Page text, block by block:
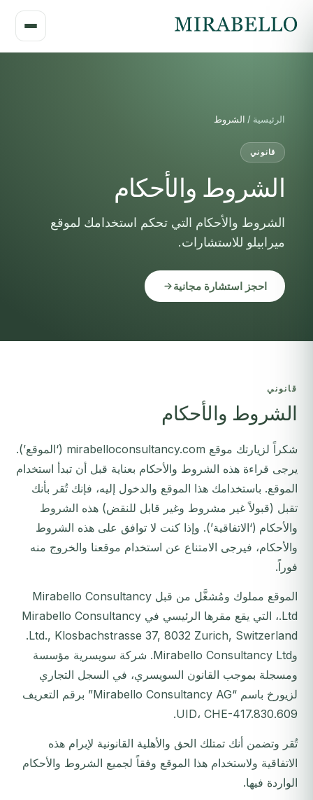
الرئيسية / الشروط
قانوني
الشروط والأحكام
الشروط والأحكام التي تحكم استخدامك لموقع
ميرابيلو للاستشارات.
احجز استشارة مجانية
قانوني
الشروط والأحكام
شكراً لزيارتك موقع mirabelloconsultancy.com (‘الموقع’).
يرجى قراءة هذه الشروط والأحكام بعناية قبل أن تبدأ استخدام
الموقع. باستخدامك هذا الموقع والدخول إليه، فإنك تُقر بأنك
تقبل (قبولاً غير مشروط وغير قابل للنقض) هذه الشروط
والأحكام (‘الاتفاقية’). وإذا كنت لا توافق على هذه الشروط
والأحكام، فيرجى الامتناع عن استخدام موقعنا والخروج منه
فوراً.
الموقع مملوك ومُشغَّل من قبل Mirabello Consultancy
Ltd.، التي يقع مقرها الرئيسي في Mirabello Consultancy
Ltd., Klosbachstrasse 37, 8032 Zurich, Switzerland.
وMirabello Consultancy Ltd. شركة سويسرية مؤسسة
ومسجلة بموجب القانون السويسري، في السجل التجاري
لزيورخ باسم “Mirabello Consultancy AG” برقم التعريف
UID، CHE-417.830.609.
تُقر وتضمن أنك تمتلك الحق والأهلية القانونية لإبرام هذه
الاتفاقية ولاستخدام هذا الموقع وفقاً لجميع الشروط والأحكام
الواردة فيها.